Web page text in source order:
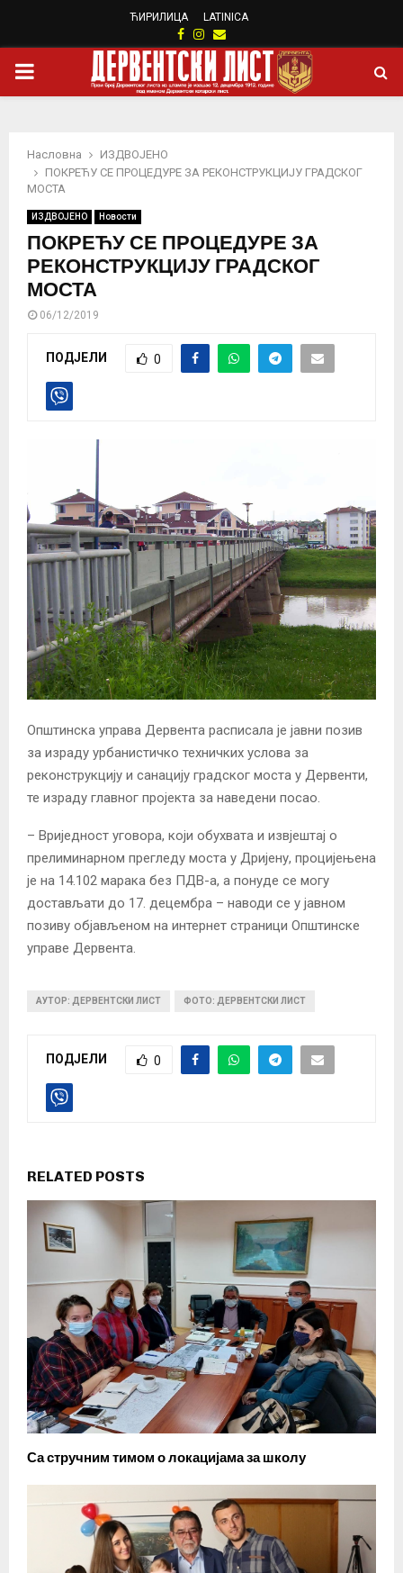
ЋИРИЛИЦА LATINICA
Facebook
Instagram
Email
PRIMARY
Насловна
ИЗДВОЈЕНО
ПОКРЕЋУ СЕ ПРОЦЕДУРЕ ЗА РЕКОНСТРУКЦИЈУ ГРАДСКОГ
МОСТА
ИЗДВОЈЕНО Новости
ПОКРЕЋУ СЕ ПРОЦЕДУРЕ ЗА
РЕКОНСТРУКЦИЈУ ГРАДСКОГ
МОСТА
06/12/2019
ПОДЈЕЛИ 0
Општинска управа Дервента расписала је јавни позив
за израду урбанистичко техничких услова за
реконструкцију и санацију градског моста у Дервенти,
те израду главног пројекта за наведени посао.
– Вриједност уговора, који обухвата и извјештај о
прелиминарном прегледу моста у Дријену, процијењена
је на 14.102 марака без ПДВ-а, а понуде се могу
достављати до 17. децембра – наводи се у јавном
позиву објављеном на интернет страници Општинске
управе Дервента.
АУТОР: ДЕРВЕНТСКИ ЛИСТ ФОТО: ДЕРВЕНТСКИ ЛИСТ
ПОДЈЕЛИ 0
RELATED POSTS
Са стручним тимом о локацијама за школу